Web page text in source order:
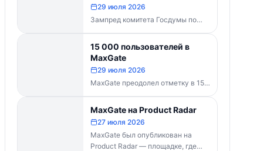
29 июля 2026
Зампред комитета Госдумы по
информполитике Андрей Свинцов
рекомендовал россиянам
временно воздержаться от оплат
внутри Telegram...
15 000 пользователей в
MaxGate
29 июля 2026
MaxGate преодолел отметку в 15
000 пользователей! Каждый день
сервис обрабатывает более 30
000 фотографий...
MaxGate на Product Radar
27 июля 2026
MaxGate был опубликован на
Product Radar — площадке, где